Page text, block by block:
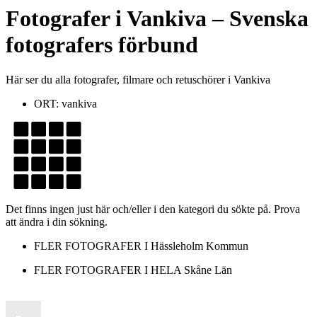
FotograferiVankiva– Svenska
fotografers förbund
Här ser du alla fotografer, filmare och retuschörer i Vankiva
ORT: vankiva
Det finns ingen just här och/eller i den kategori du sökte på. Prova
att ändra i din sökning.
FLER FOTOGRAFER I Hässleholm Kommun
FLER FOTOGRAFER I HELA Skåne Län